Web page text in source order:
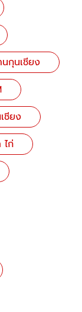
นกุนเชียง
ชียง
ก่